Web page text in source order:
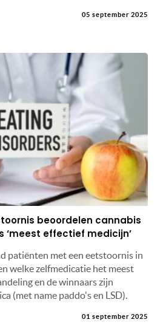
05 september 2025
beoordelen cannabis
‘meest effectief medicijn’
patiënten met een eetstoornis in
welke zelfmedicatie het meest
en de winnaars zijn
(met name paddo's en LSD).
01 september 2025